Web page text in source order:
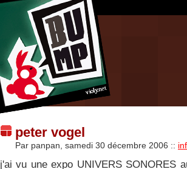
peter vogel
Par panpan, samedi 30 décembre 2006 ::
j'ai vu une expo UNIVERS SONORES